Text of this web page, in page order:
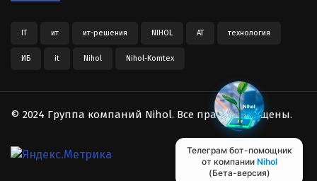
Телеграм бот-помощник
от компании Nihol
(Бета-версия)
IT ит ит-решения NIHOL АТ технология
ИБ it Nihol Nihol-Komtex
© 2024 Группа компаний Nihol. Все права защищены.